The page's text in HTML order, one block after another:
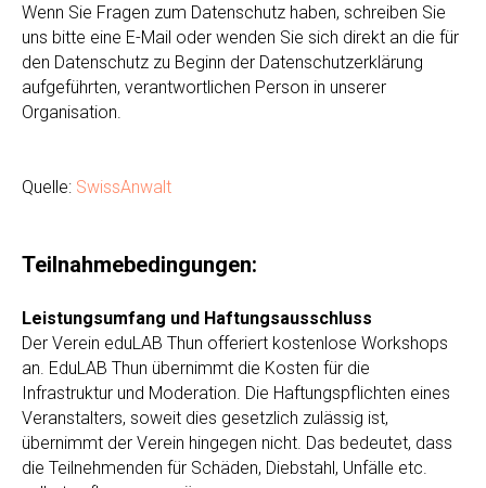
Wenn Sie Fragen zum Datenschutz haben, schreiben Sie
uns bitte eine E-Mail oder wenden Sie sich direkt an die für
den Datenschutz zu Beginn der Datenschutzerklärung
aufgeführten, verantwortlichen Person in unserer
Organisation.
Quelle: SwissAnwalt
Teilnahmebedingungen:
Leistungsumfang und Haftungsausschluss
Der Verein eduLAB Thun offeriert kostenlose Workshops
an. EduLAB Thun übernimmt die Kosten für die
Infrastruktur und Moderation. Die Haftungspflichten eines
Veranstalters, soweit dies gesetzlich zulässig ist,
übernimmt der Verein hingegen nicht. Das bedeutet, dass
die Teilnehmenden für Schäden, Diebstahl, Unfälle etc.